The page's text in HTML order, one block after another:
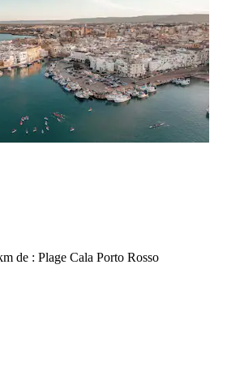
de : Plage Cala Porto Rosso